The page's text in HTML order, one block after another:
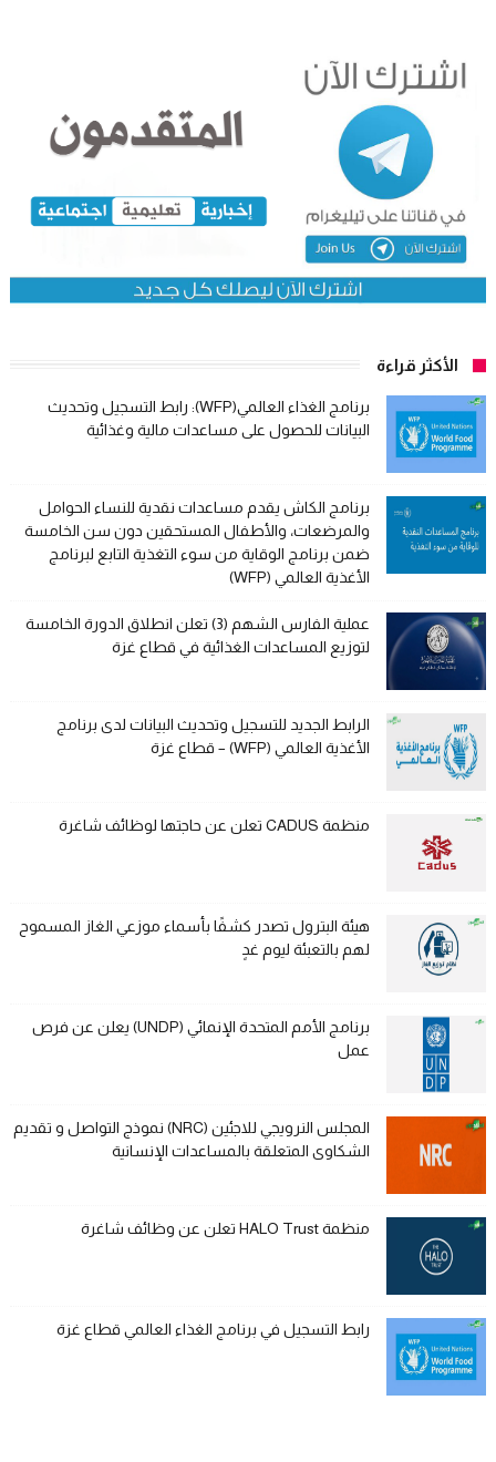
الأكثر قراءة
برنامج الغذاء العالمي(WFP): رابط التسجيل وتحديث
البيانات للحصول على مساعدات مالية وغذائية
برنامج الكاش يقدم مساعدات نقدية للنساء الحوامل
والمرضعات، والأطفال المستحقين دون سن الخامسة
ضمن برنامج الوقاية من سوء التغذية التابع لبرنامج
الأغذية العالمي (WFP)
عملية الفارس الشهم (3) تعلن انطلاق الدورة الخامسة
لتوزيع المساعدات الغذائية في قطاع غزة
الرابط الجديد للتسجيل وتحديث البيانات لدى برنامج
الأغذية العالمي (WFP) – قطاع غزة
منظمة CADUS تعلن عن حاجتها لوظائف شاغرة
هيئة البترول تصدر كشفًا بأسماء موزعي الغاز المسموح
لهم بالتعبئة ليوم غدٍ
برنامج الأمم المتحدة الإنمائي (UNDP) يعلن عن فرص
عمل
المجلس النرويجي للاجئين (NRC) نموذج التواصل و تقديم
الشكاوى المتعلقة بالمساعدات الإنسانية
منظمة HALO Trust تعلن عن وظائف شاغرة
رابط التسجيل في برنامج الغذاء العالمي قطاع غزة